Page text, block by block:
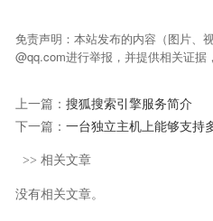
免责声明：本站发布的内容（图片、
@qq.com进行举报，并提供相关证据
上一篇： 搜狐搜索引擎服务简介
下一篇： 一台独立主机上能够支持
>> 相关文章
没有相关文章。